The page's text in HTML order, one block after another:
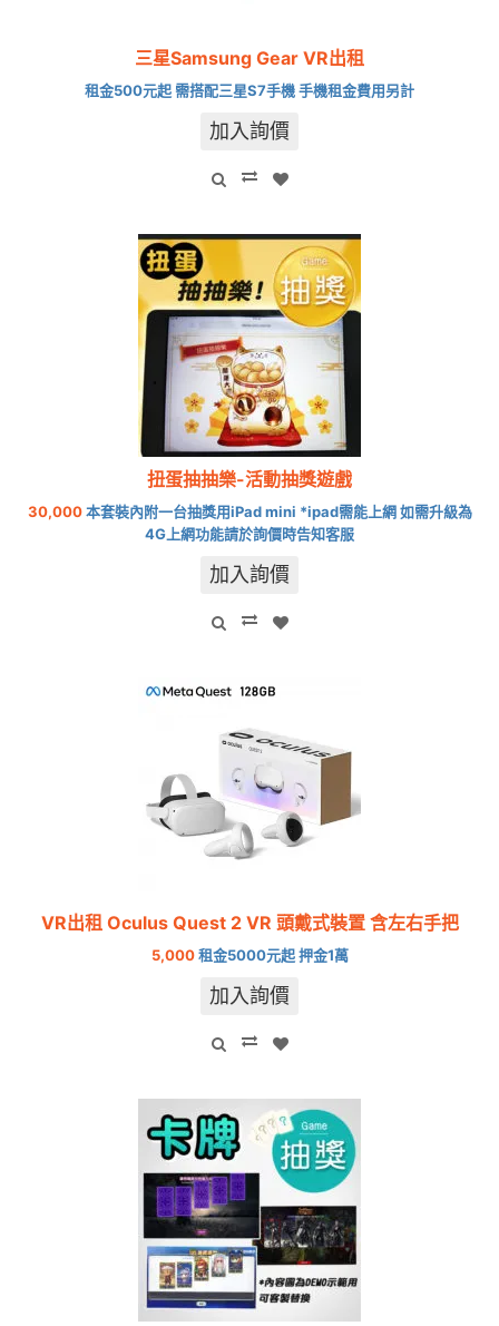
三星Samsung Gear VR出租
租金500元起 需搭配三星S7手機 手機租金費用另計
加入詢價
扭蛋抽抽樂-活動抽獎遊戲
30,000本套裝內附一台抽獎用iPad mini *ipad需能上網 如需升級為
4G上網功能請於詢價時告知客服
加入詢價
VR出租 Oculus Quest 2 VR 頭戴式裝置 含左右手把
5,000租金5000元起 押金1萬
加入詢價